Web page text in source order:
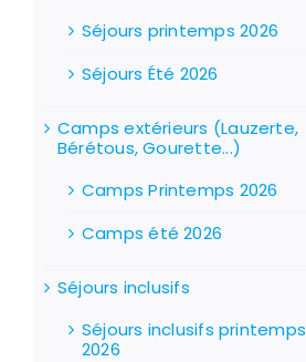
Séjours printemps 2026
Séjours Été 2026
Camps extérieurs (Lauzerte,
Bérétous, Gourette...)
Camps Printemps 2026
Camps été 2026
Séjours inclusifs
Séjours inclusifs printemps
2026